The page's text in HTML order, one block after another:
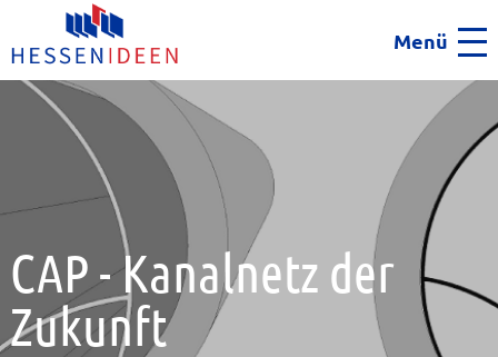
Menü
CAP - Kanalnetz der
Zukunft